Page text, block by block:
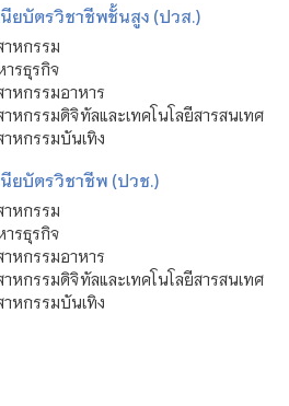
ยบัตรวิชาชีพชั้นสูง (ปวส.)
าหกรรม
ารธุรกิจ
หกรรมอาหาร
หกรรมดิจิทัลและเทคโนโลยีสารสนเทศ
หกรรมบันเทิง
ยบัตรวิชาชีพ (ปวช.)
าหกรรม
ารธุรกิจ
หกรรมอาหาร
หกรรมดิจิทัลและเทคโนโลยีสารสนเทศ
หกรรมบันเทิง